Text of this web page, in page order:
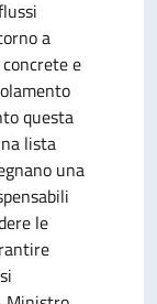
a
e
questa
lista
una
le